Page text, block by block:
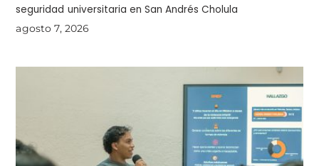
seguridad universitaria en San Andrés Cholula
agosto 7, 2026